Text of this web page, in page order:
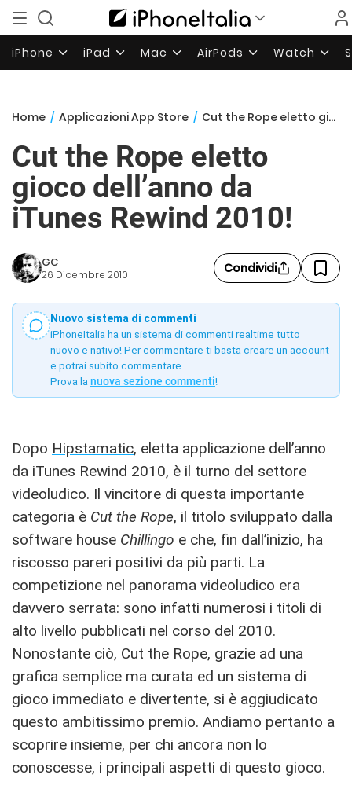
iPhone iPad Mac AirPods Watch
Home / Applicazioni App Store / Cut the Rope eletto gioco dell’anno da iTunes Rewind 2010!
Cut the Rope eletto
gioco dell’anno da
iTunes Rewind 2010!
GC
26 Dicembre 2010 Condividi
Nuovo sistema di commenti
iPhoneItalia ha un sistema di commenti realtime tutto
nuovo e nativo! Per commentare ti basta creare un account
e potrai subito commentare.
Prova la nuova sezione commenti!
Dopo Hipstamatic, eletta applicazione dell’anno
da iTunes Rewind 2010, è il turno del settore
videoludico. Il vincitore di questa importante
categoria è Cut the Rope, il titolo sviluppato dalla
software house Chillingo e che, fin dall’inizio, ha
riscosso pareri positivi da più parti. La
competizione nel panorama videoludico era
davvero serrata: sono infatti numerosi i titoli di
alto livello pubblicati nel corso del 2010.
Nonostante ciò, Cut the Rope, grazie ad una
grafica semplice ma curata ed un sistema di
gioco immediato e divertente, si è aggiudicato
questo ambitissimo premio. Andiamo pertanto a
scoprire insieme, per chi ancora non lo
conoscesse, i principali aspetti di questo gioco.